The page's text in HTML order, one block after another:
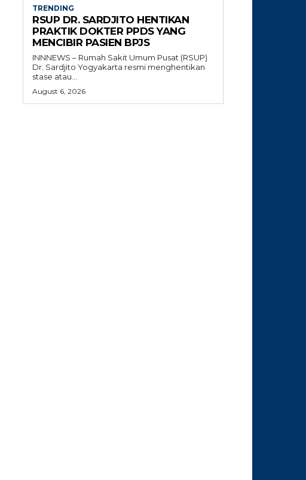
TRENDING
RSUP DR. SARDJITO HENTIKAN
PRAKTIK DOKTER PPDS YANG
MENCIBIR PASIEN BPJS
INNNEWS – Rumah Sakit Umum Pusat (RSUP)
Dr. Sardjito Yogyakarta resmi menghentikan
stase atau...
August 6, 2026